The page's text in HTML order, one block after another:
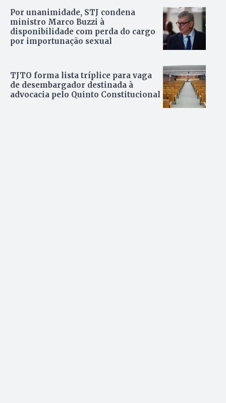
Por unanimidade, STJ condena
ministro Marco Buzzi à
disponibilidade com perda do cargo
por importunação sexual
TJTO forma lista tríplice para vaga
de desembargador destinada à
advocacia pelo Quinto Constitucional